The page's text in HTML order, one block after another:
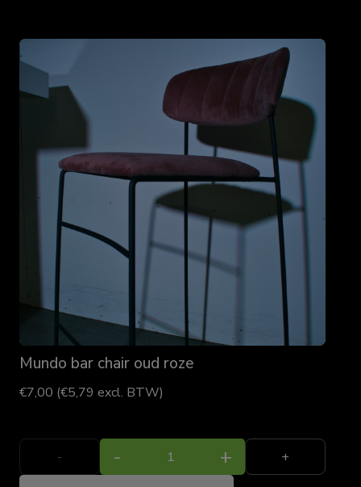
Mundo bar chair oud roze
€7,00 (€5,79 excl. BTW)
bar
- +